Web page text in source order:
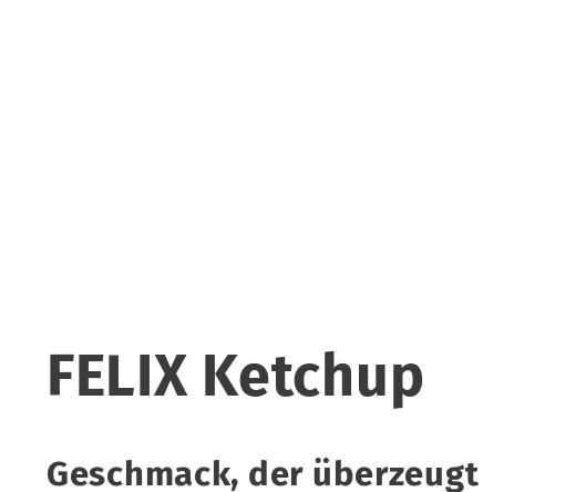
FELIX Ketchup
Geschmack, der überzeugt